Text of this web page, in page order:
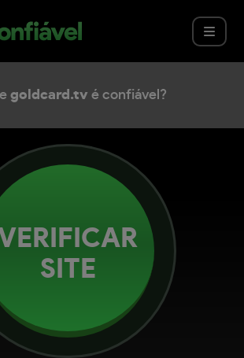
goldcard.tv é confiável?
SITE